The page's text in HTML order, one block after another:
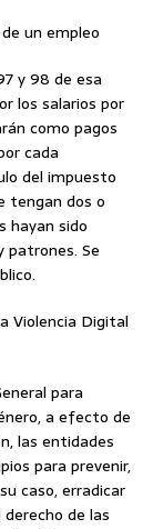
un empleo
y 98 de esa
los salarios por
como pagos
cada
del impuesto
tengan dos o
hayan sido
patrones. Se
Violencia Digital
para
a efecto de
las entidades
para prevenir,
caso, erradicar
de las